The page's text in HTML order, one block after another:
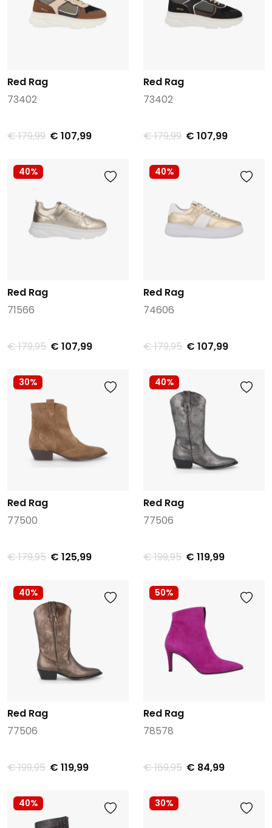
Red Rag
73402
€ 179,99 € 107,99
Red Rag
73402
€ 179,99 € 107,99
40%
Red Rag
71566
€ 179,95 € 107,99
40%
Red Rag
74606
€ 179,95 € 107,99
30%
Red Rag
77500
€ 179,95 € 125,99
40%
Red Rag
77506
€ 199,95 € 119,99
40%
Red Rag
77506
€ 199,95 € 119,99
50%
Red Rag
78578
€ 169,95 € 84,99
40% 30%